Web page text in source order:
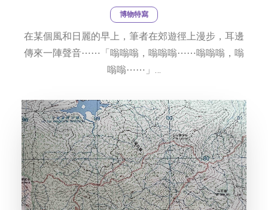
博物特寫
在某個風和日麗的早上，筆者在郊遊徑上漫步，耳邊
傳來一陣聲音⋯⋯「嗡嗡嗡，嗡嗡嗡⋯⋯嗡嗡嗡，嗡
嗡嗡⋯⋯」…